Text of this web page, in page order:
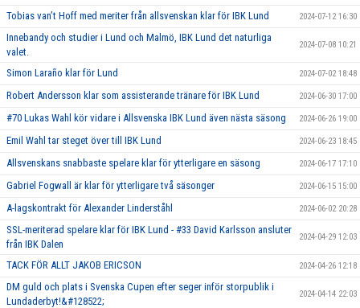
Tobias van’t Hoff med meriter från allsvenskan klar för IBK Lund 2024-07-12 16:30
Innebandy och studier i Lund och Malmö, IBK Lund det naturliga
valet.
2024-07-08 10:21
Simon Laraño klar för Lund 2024-07-02 18:48
Robert Andersson klar som assisterande tränare för IBK Lund 2024-06-30 17:00
#70 Lukas Wahl kör vidare i Allsvenska IBK Lund även nästa säsong 2024-06-26 19:00
Emil Wahl tar steget över till IBK Lund 2024-06-23 18:45
Allsvenskans snabbaste spelare klar för ytterligare en säsong 2024-06-17 17:10
Gabriel Fogwall är klar för ytterligare två säsonger 2024-06-15 15:00
A-lagskontrakt för Alexander Linderståhl 2024-06-02 20:28
SSL-meriterad spelare klar för IBK Lund - #33 David Karlsson ansluter
från IBK Dalen
2024-04-29 12:03
TACK FÖR ALLT JAKOB ERICSON 2024-04-26 12:18
DM guld och plats i Svenska Cupen efter seger inför storpublik i
Lundaderbyt!&#128522;
2024-04-14 22:03